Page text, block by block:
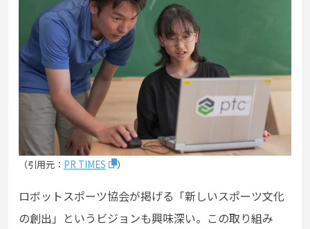
（引用元： PR TIMES ）
ロボットスポーツ協会が掲げる「新しいスポーツ文化
の創出」というビジョンも興味深い。この取り組み